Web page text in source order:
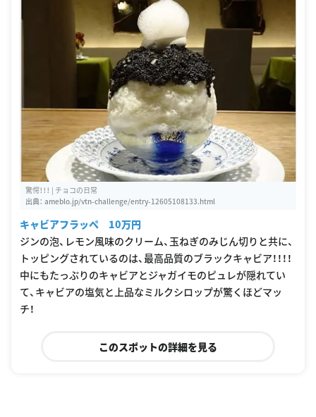
驚愕！！！ | チョコの日常
出典： ameblo.jp/vtn-challenge/entry-12605108133.html
キャビアフラッペ 10万円
ジンの泡、レモン風味のクリーム、玉ねぎのみじん切りと共に、
トッピングされているのは、最高品質のブラックキャビア！！！！
中にもたっぷりのキャビアとジャガイモのピュレが隠れてい
て、キャビアの塩気と上品なミルクシロップが驚くほどマッ
チ！
このスポットの詳細を見る